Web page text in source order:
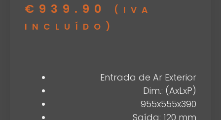
€ 939.90
(IVA
INCLUÍDO)
Entrada de Ar Exterior
Dim.: (AxLxP)
955x555x390
Saída: 120 mm